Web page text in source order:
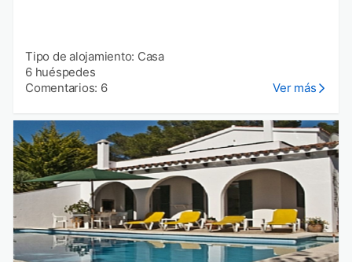
Tipo de alojamiento: Casa
6 huéspedes
Comentarios: 6
Ver más